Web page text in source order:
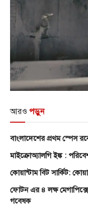
আরও পড়ুন
বাংলাদেশের প্রথম স্পেস
মাইক্রোঅ্যালগি ইঙ্ক :
কোয়ান্টাম বিট সার্কিট:
ফোটন এর ৪ লক্ষ
গবেষক